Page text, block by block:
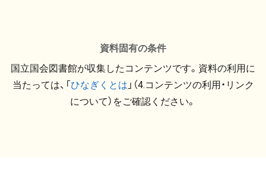
資料固有の条件
国立国会図書館が収集したコンテンツです。資料の利用に
当たっては、「ひなぎくとは 」（4.コンテンツの利用・リンク
について）をご確認ください。